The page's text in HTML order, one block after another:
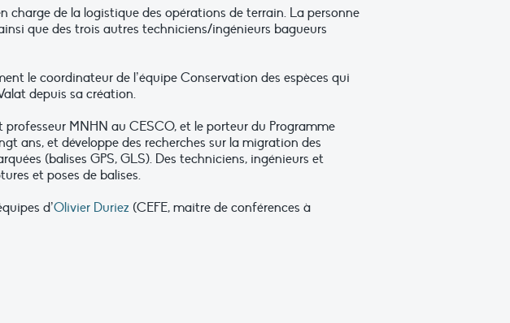
charge de la logistique des opérations de terrain. La personne
que des trois autres techniciens/ingénieurs bagueurs
le coordinateur de l’équipe Conservation des espèces qui
depuis sa création.
MNHN au CESCO, et le porteur du Programme
ans, et développe des recherches sur la migration des
(balises GPS, GLS). Des techniciens, ingénieurs et
et poses de balises.
d’Olivier Duriez (CEFE, maitre de conférences à